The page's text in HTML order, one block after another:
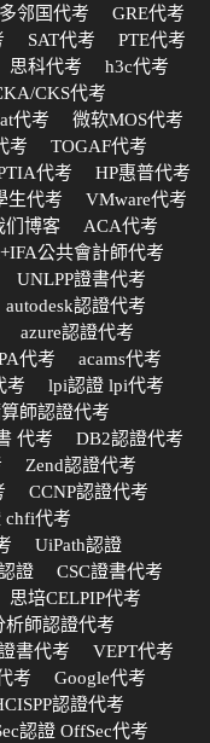
多邻国代考
GRE代考
SAT代考
PTE代考
思科代考
h3c代考
CKS代考
代考
微软MOS代考
考
TOGAF代考
代考
HP惠普代考
生代考
VMware代考
们博客
ACA代考
公共會計師代考
UNLPP證書代考
autodesk認證代考
azure認證代考
代考
acams代考
考
lpi認證 lpi代考
師認證代考
代考
DB2認證代考
Zend認證代考
CCNP認證代考
chfi代考
UiPath認證
證
CSC證書代考
思培CELPIP代考
析師認證代考
書代考
VEPT代考
考
Google代考
認證代考
認證 OffSec代考